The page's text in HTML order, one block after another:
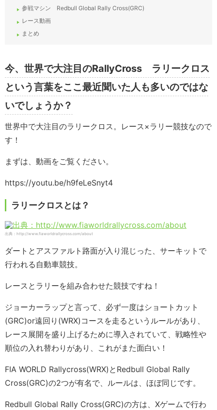
参戦マシン Redbull Global Rally Cross(GRC)
レース動画
まとめ
今、世界で大注目のRallyCross ラリークロス
という言葉をここ最近聞いた人も多いのではな
いでしょうか？
世界中で大注目のラリークロス。レース×ラリー競技なので
す！
まずは、動画をご覧ください。
https://youtu.be/h9feLeSnyt4
ラリークロスとは？
出典：http://www.fiaworldrallycross.com/about
ダートとアスファルト路面が入り混じった、サーキットで
行われる自動車競技。
レースとラリーを組み合わせた競技ですね！
ジョーカーラップと言って、必ず一度はショートカット
(GRC)or遠回り(WRX)コースを走るというルールがあり、
レース展開を盛り上げるために導入されていて、戦略性や
順位の入れ替わりがあり、これがまた面白い！
FIA WORLD Rallycross(WRX)とRedbull Global Rally
Cross(GRC)の2つが有名で、ルールは、ほぼ同じです。
Redbull Global Rally Cross(GRC)の方は、Xゲームで行わ